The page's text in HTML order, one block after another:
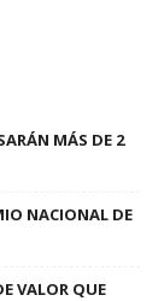
MÁS DE 2
NACIONAL DE
VALOR QUE